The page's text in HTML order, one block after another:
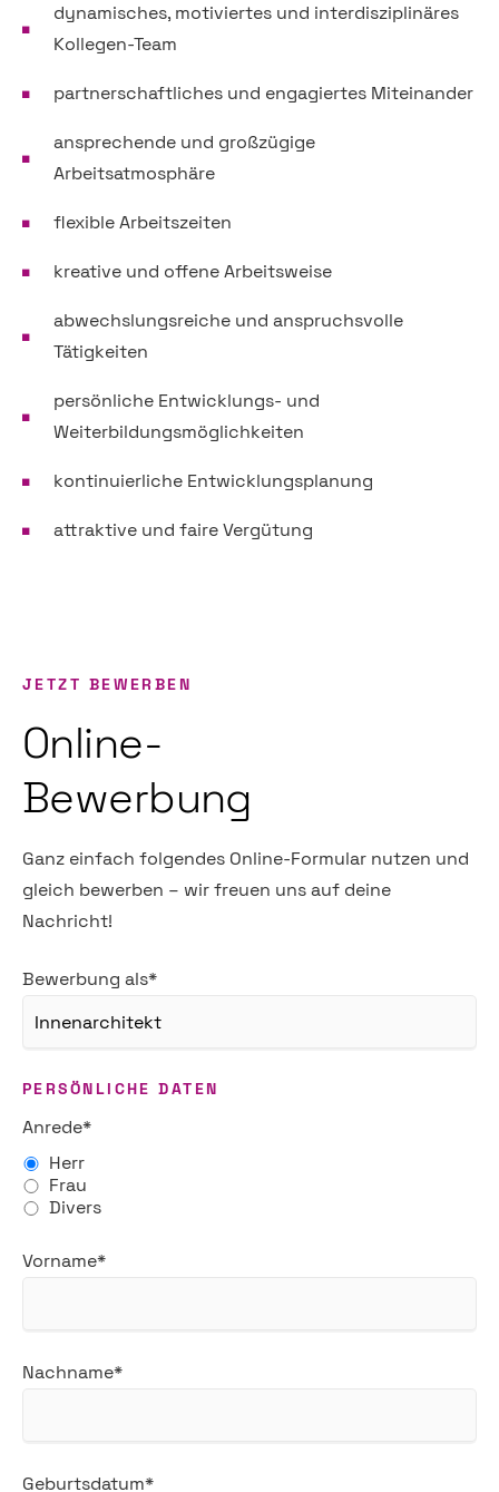
dynamisches, motiviertes und interdisziplinäres
Kollegen-Team
partnerschaftliches und engagiertes Miteinander
ansprechende und großzügige
Arbeitsatmosphäre
flexible Arbeitszeiten
kreative und offene Arbeitsweise
abwechslungsreiche und anspruchsvolle
Tätigkeiten
persönliche Entwicklungs- und
Weiterbildungsmöglichkeiten
kontinuierliche Entwicklungsplanung
attraktive und faire Vergütung
JETZT BEWERBEN
Online-
Bewerbung
Ganz einfach folgendes Online-Formular nutzen und
gleich bewerben – wir freuen uns auf deine
Nachricht!
Pflichtfeld
Bewerbung als*
PERSÖNLICHE DATEN
Pflichtfeld
Anrede*
Herr
Frau
Divers
Pflichtfeld
Vorname*
Pflichtfeld
Nachname*
Pflichtfeld
Geburtsdatum*